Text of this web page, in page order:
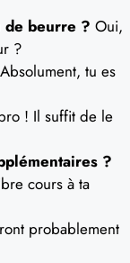
de beurre ? Oui,
?
Absolument, tu es
! Il suffit de le
?
cours à ta
probablement